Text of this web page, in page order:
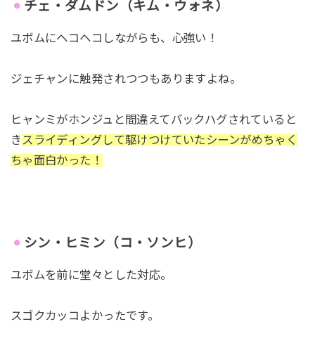
チェ・ダムドン（キム・ウォネ）
ユボムにヘコヘコしながらも、心強い！
ジェチャンに触発されつつもありますよね。
ヒャンミがホンジュと間違えてバックハグされていると
き スライディングして駆けつけていたシーンがめちゃく
ちゃ面白かった！
シン・ヒミン（コ・ソンヒ）
ユボムを前に堂々とした対応。
スゴクカッコよかったです。